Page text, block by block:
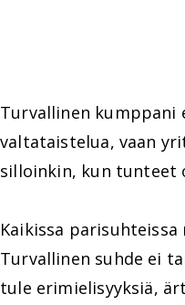
Turvallinen kumppani
valtataistelua, vaan
silloinkin, kun tunteet
Kaikissa
Turvallinen suhde ei
tule erimielisyyksiä,